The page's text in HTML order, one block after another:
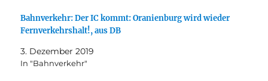
Bahnverkehr: Der IC kommt: Oranienburg wird wieder
Fernverkehrshalt!, aus DB
3. Dezember 2019
In "Bahnverkehr"